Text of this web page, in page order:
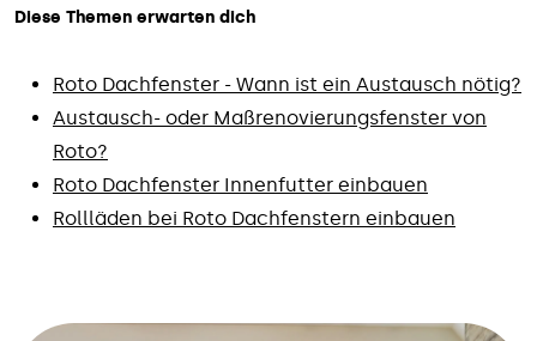
Diese Themen erwarten dich
Roto Dachfenster - Wann ist ein Austausch nötig?
Austausch- oder Maßrenovierungsfenster von
Roto?
Roto Dachfenster Innenfutter einbauen
Rollläden bei Roto Dachfenstern einbauen